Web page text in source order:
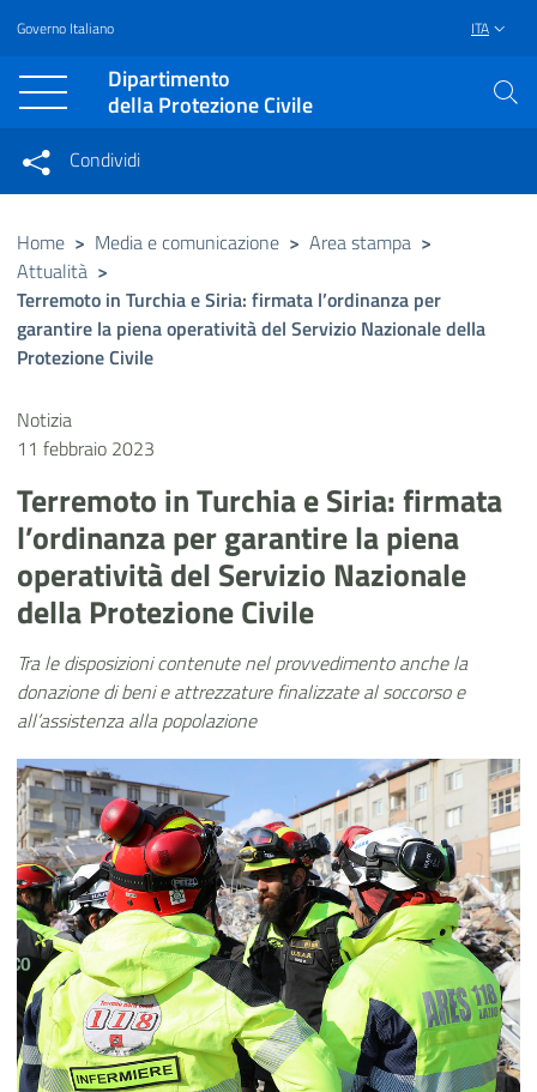
Vai al contenuto principale
Raggiungi il piè di pagina
Governo Italiano ITA
Dipartimento
della Protezione Civile
Condividi su Facebook
Condividi su Twitter
Condividi
Condividi sui social network
Home > Media e comunicazione > Area stampa >
Attualità >
Terremoto in Turchia e Siria: firmata l’ordinanza per
garantire la piena operatività del Servizio Nazionale della
Protezione Civile
Notizia
11 febbraio 2023
Terremoto in Turchia e Siria: firmata
l’ordinanza per garantire la piena
operatività del Servizio Nazionale
della Protezione Civile
Tra le disposizioni contenute nel provvedimento anche la
donazione di beni e attrezzature finalizzate al soccorso e
all’assistenza alla popolazione